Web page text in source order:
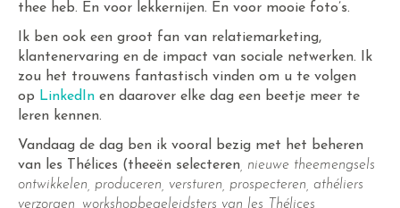
thee heb. En voor lekkernijen. En voor mooie foto’s.
Ik ben ook een groot fan van relatiemarketing,
klantenervaring en de impact van sociale netwerken. Ik
zou het trouwens fantastisch vinden om u te volgen
op LinkedIn en daarover elke dag een beetje meer te
leren kennen.
Vandaag de dag ben ik vooral bezig met het beheren
van les Thélices (theeën selecteren , nieuwe theemengsels
ontwikkelen, produceren, versturen, prospecteren, athéliers
verzorgen, workshopbegeleidsters van les Thélices